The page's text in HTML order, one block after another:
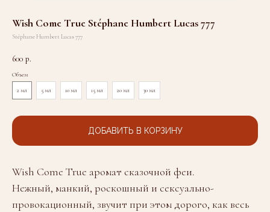
Wish Come True Stéphane Humbert Lucas 777
Stéphane Humbert Lucas 777
600 р.
Объем
2 мл 5 мл 10 мл 15 мл 20 мл 30 мл
ДОБАВИТЬ В КОРЗИНУ
Wish Come True аромат сказочной феи.
Нежный, манкий, роскошный и сексуально-
провокационный, звучит при этом дорого, как весь